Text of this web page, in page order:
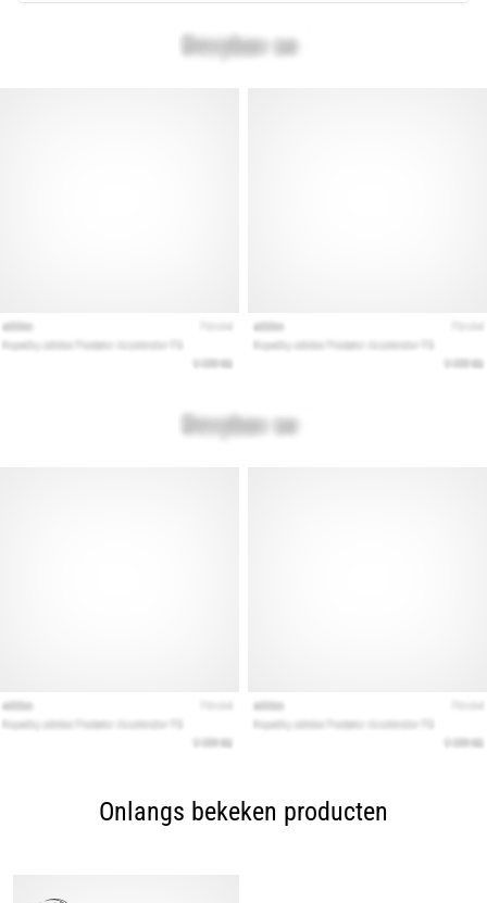
Onlangs bekeken producten